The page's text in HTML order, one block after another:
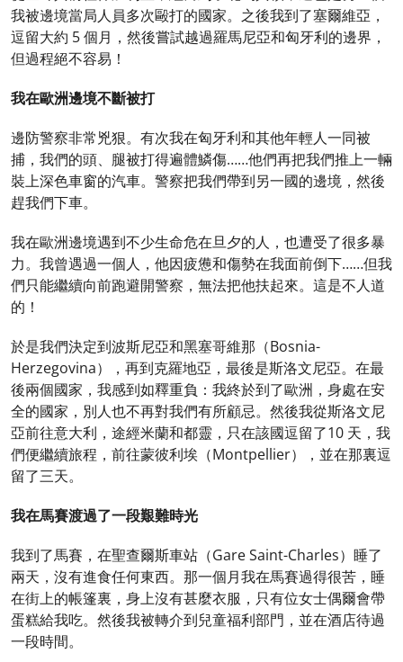
我被邊境當局人員多次毆打的國家。之後我到了塞爾維亞，
逗留大約 5 個月，然後嘗試越過羅馬尼亞和匈牙利的邊界，
但過程絕不容易！
我在歐洲邊境不斷被打
邊防警察非常兇狠。有次我在匈牙利和其他年輕人一同被
捕，我們的頭、腿被打得遍體鱗傷……他們再把我們推上一輛
裝上深色車窗的汽車。警察把我們帶到另一國的邊境，然後
趕我們下車。
我在歐洲邊境遇到不少生命危在旦夕的人，也遭受了很多暴
力。我曾遇過一個人，他因疲憊和傷勢在我面前倒下……但我
們只能繼續向前跑避開警察，無法把他扶起來。這是不人道
的！
於是我們決定到波斯尼亞和黑塞哥維那（Bosnia-
Herzegovina），再到克羅地亞，最後是斯洛文尼亞。在最
後兩個國家，我感到如釋重負：我終於到了歐洲，身處在安
全的國家，別人也不再對我們有所顧忌。然後我從斯洛文尼
亞前往意大利，途經米蘭和都靈，只在該國逗留了10 天，我
們便繼續旅程，前往蒙彼利埃（Montpellier），並在那裏逗
留了三天。
我在馬賽渡過了一段艱難時光
我到了馬賽，在聖查爾斯車站（Gare Saint-Charles）睡了
兩天，沒有進食任何東西。那一個月我在馬賽過得很苦，睡
在街上的帳篷裏，身上沒有甚麼衣服，只有位女士偶爾會帶
蛋糕給我吃。然後我被轉介到兒童福利部門，並在酒店待過
一段時間。